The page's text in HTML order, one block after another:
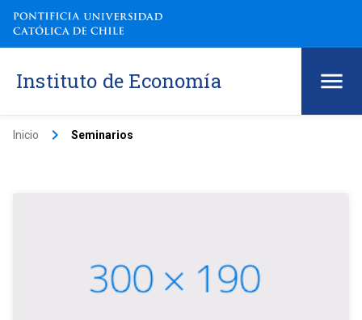
Instituto de Economía
Inicio keyboard_arrow_right Seminarios